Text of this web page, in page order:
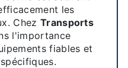
les
Chez Transports
l'importance
fiables et